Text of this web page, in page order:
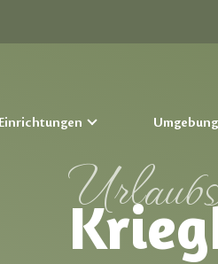
Einrichtungen Umgebung